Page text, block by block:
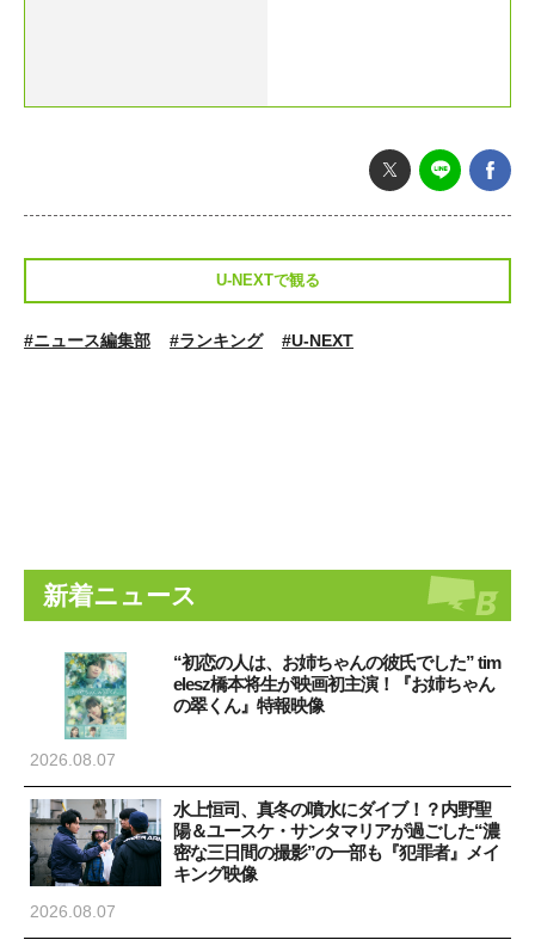
U-NEXTで観る
#ニュース編集部 #ランキング #U-NEXT
新着ニュース
“初恋の人は、お姉ちゃんの彼氏でした” tim
elesz橋本将生が映画初主演！『お姉ちゃん
の翠くん』特報映像
2026.08.07
水上恒司、真冬の噴水にダイブ！？内野聖
陽＆ユースケ・サンタマリアが過ごした“濃
密な三日間の撮影”の一部も『犯罪者』メイ
キング映像
2026.08.07